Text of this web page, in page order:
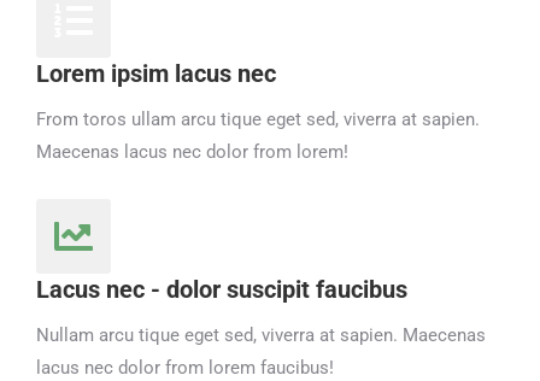
Lorem ipsim lacus nec
From toros ullam arcu tique eget sed, viverra at sapien.
Maecenas lacus nec dolor from lorem!
Lacus nec - dolor suscipit faucibus
Nullam arcu tique eget sed, viverra at sapien. Maecenas
lacus nec dolor from lorem faucibus!